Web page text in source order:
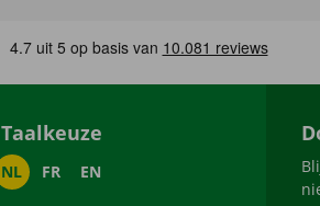
Taalkeuze
NL FR EN